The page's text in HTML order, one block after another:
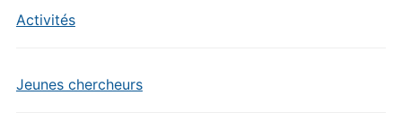
Activités
Jeunes chercheurs